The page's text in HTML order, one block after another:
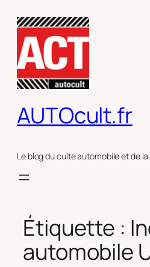
contenu
AUTOcult.fr
Le blog du culte automobile et de
Étiquette :
automobile